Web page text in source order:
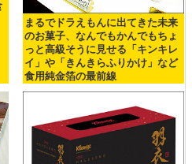
まるでドラえもんに出てきた未来
のお菓子、なんでもかんでもちょ
っと高級そうに見せる「キンキレ
イ」や「きんきらふりかけ」など
食用純金箔の最前線